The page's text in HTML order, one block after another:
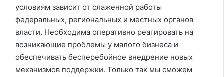
условиям зависит от слаженной работы
федеральных, региональных и местных органов
власти. Необходима оперативно реагировать на
возникающие проблемы у малого бизнеса и
обеспечивать бесперебойное внедрение новых
механизмов поддержки. Только так мы сможем